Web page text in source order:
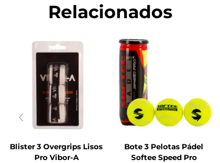
Relacionados
Blister 3 Overgrips Lisos
Pro Vibor-A
Bote 3 Pelotas Pádel
Softee Speed Pro